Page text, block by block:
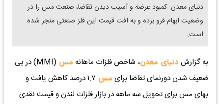
دنیای معدن: کمبود عرضه و آسیب دیدن تقاضا، صنعت مس را در
وضعیت ابهام فرو برده و به افت قیمت این فلز صنعتی منجر شده
است.
به گزارش دنیای معدن، شاخص فلزات ماهانه مس
(MMI) در پی
ضعیف شدن دورنمای تقاضا برای مس
۱.۷ درصد کاهش یافت و
بهای مس برای تحویل سه ماهه در بازار فلزات لندن و قیمت نقدی